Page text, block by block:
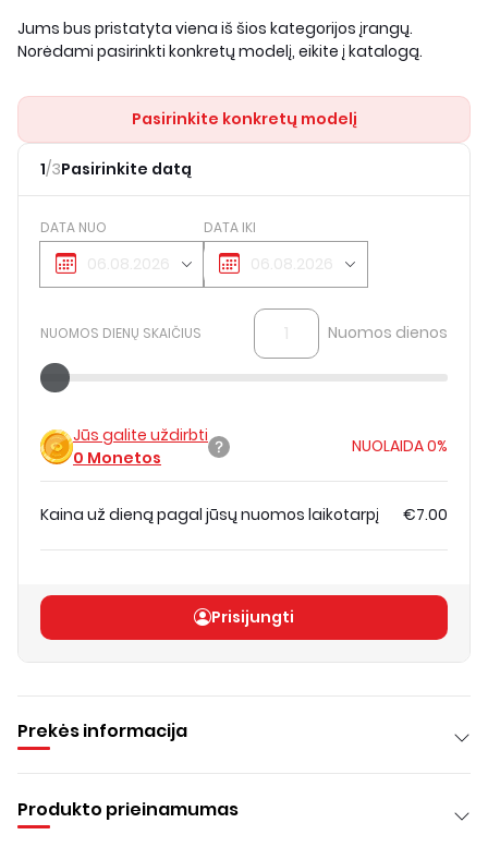
Jums bus pristatyta viena iš šios kategorijos įrangų.
Norėdami pasirinkti konkretų modelį, eikite į katalogą.
Pasirinkite konkretų modelį
1/3Pasirinkite datą
DATA NUO DATA IKI
NUOMOS DIENŲ SKAIČIUS Nuomos dienos
Jūs galite uždirbti
0 Monetos
NUOLAIDA0%
Kaina už dieną pagal jūsų nuomos laikotarpį €7.00
Prisijungti
Prekės informacija
Produkto prieinamumas